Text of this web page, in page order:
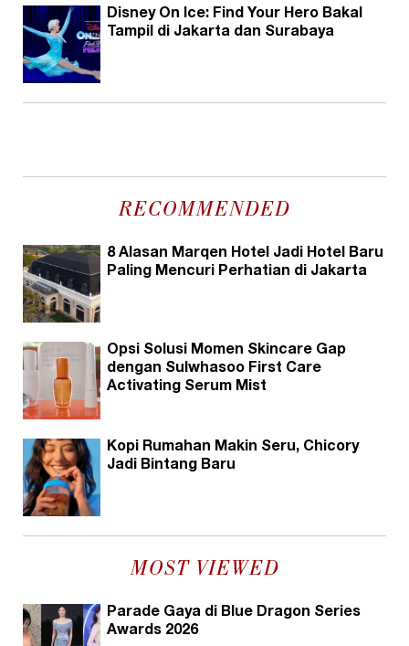
Disney On Ice: Find Your Hero Bakal
Tampil di Jakarta dan Surabaya
RECOMMENDED
8 Alasan Marqen Hotel Jadi Hotel Baru
Paling Mencuri Perhatian di Jakarta
Opsi Solusi Momen Skincare Gap
dengan Sulwhasoo First Care
Activating Serum Mist
Kopi Rumahan Makin Seru, Chicory
Jadi Bintang Baru
MOST VIEWED
Parade Gaya di Blue Dragon Series
Awards 2026